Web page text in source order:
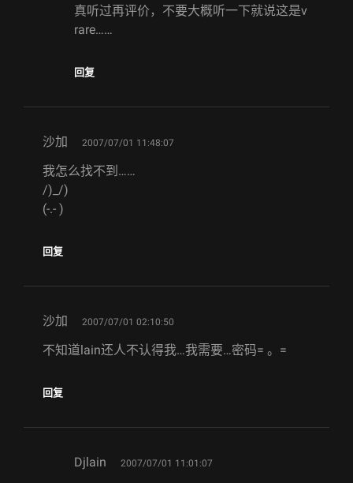
真听过再评价，不要大概听一下就说这是v
rare……
回复
沙加 says:
2007/07/01 11:48:07
我怎么找不到……
/)_/)
(-.- )
回复
沙加 says:
2007/07/01 02:10:50
不知道lain还人不认得我…我需要…密码= 。=
回复
Djlain says:
2007/07/01 11:01:07